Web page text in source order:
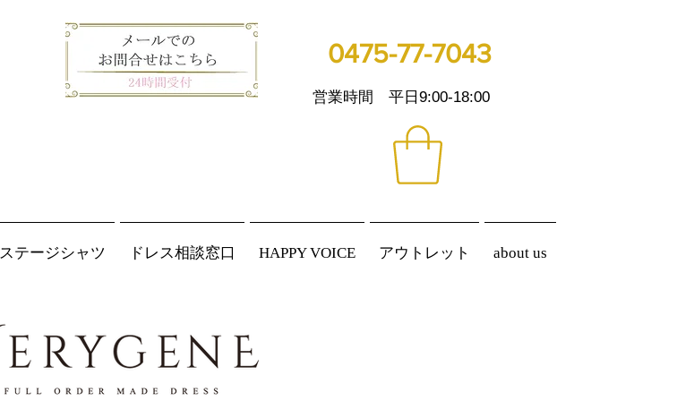
0475-77-7043
営業時間 平日9:00-18:00
ステージシャツ ドレス相談窓口 HAPPY VOICE アウトレット about us